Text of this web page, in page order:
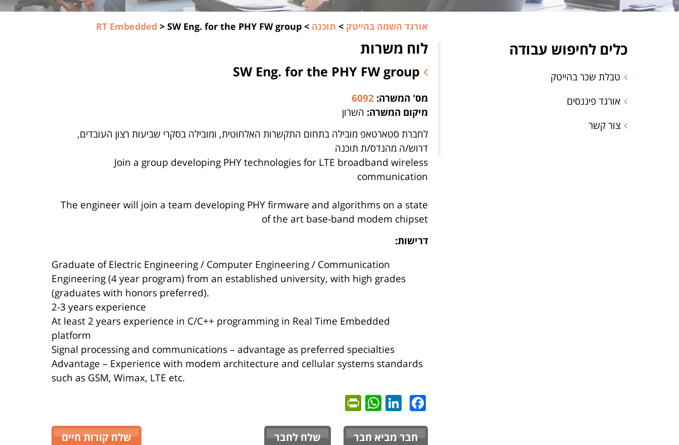
אורגד השמה בהייטק > תוכנה >
RT Embedded > SW Eng. for the PHY FW group
לוח משרות
מס' המשרה: 6092
מיקום המשרה: השרון
לחברת סטארטאפ מובילה בתחום התקשרות האלחוטית, ומובילה בסקרי שביעות רצון העובדים,
דרוש/ה מהנדס/ת תוכנה
Join a group developing PHY technologies for LTE broadband wireless
communication
The engineer will join a team developing PHY firmware and algorithms on a state
of the art base-band modem chipset
דרישות:
Graduate of Electric Engineering / Computer Engineering / Communication
Engineering (4 year program) from an established university, with high grades
(graduates with honors preferred).
2-3 years experience
At least 2 years experience in C/C++ programming in Real Time Embedded
platform
Signal processing and communications – advantage as preferred specialties
Advantage – Experience with modem architecture and cellular systems standards
such as GSM, Wimax, LTE etc.
Facebook
LinkedIn
WhatsApp
חבר מביא חבר שלח לחבר שלח קורות חיים
כלים לחיפוש עבודה
טבלת שכר בהייטק
אורגד פיננסים
צור קשר